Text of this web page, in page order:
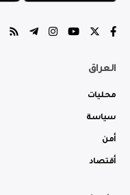
العراق
محليات
سياسة
أمن
أقتصاد